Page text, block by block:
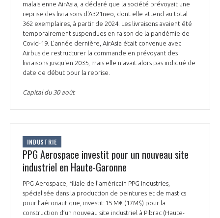
malaisienne AirAsia, a déclaré que la société prévoyait une
reprise des livraisons d'A321neo, dont elle attend au total
362 exemplaires, à partir de 2024. Les livraisons avaient été
temporairement suspendues en raison de la pandémie de
Covid-19. L'année dernière, AirAsia était convenue avec
Airbus de restructurer la commande en prévoyant des
livraisons jusqu'en 2035, mais elle n'avait alors pas indiqué de
date de début pour la reprise.
Capital du 30 août
INDUSTRIE
PPG Aerospace investit pour un nouveau site
industriel en Haute-Garonne
PPG Aerospace, filiale de l’américain PPG Industries,
spécialisée dans la production de peintures et de mastics
pour l’aéronautique, investit 15 M€ (17M$) pour la
construction d’un nouveau site industriel à Pibrac (Haute-